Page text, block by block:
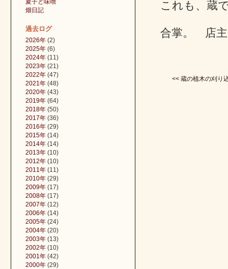
これも、蔵
合掌。 店主
<< 蔵の植木の刈り
夏子と味噌
畑日記
過去ログ
2026年 (2)
2025年 (6)
2024年 (11)
2023年 (21)
2022年 (47)
2021年 (48)
2020年 (43)
2019年 (64)
2018年 (50)
2017年 (36)
2016年 (29)
2015年 (14)
2014年 (14)
2013年 (10)
2012年 (10)
2011年 (11)
2010年 (29)
2009年 (17)
2008年 (17)
2007年 (12)
2006年 (14)
2005年 (24)
2004年 (20)
2003年 (13)
2002年 (10)
2001年 (42)
2000年 (29)